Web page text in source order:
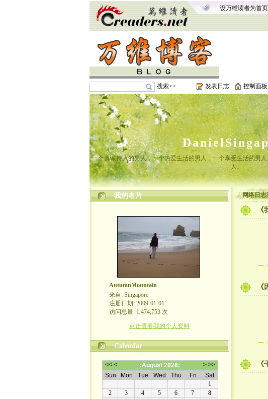
设万维读者为首页
搜索>> 发表日志 控制面板
一个真诚待人的男人，一个热爱生活的男人，一个享受生活的男
人。
我的名片
AutumnMountain
来自: Singapore
注册日期: 2009-01-01
访问总量: 1,474,753 次
点击查看我的个人资料
Calendar
网络日志
《